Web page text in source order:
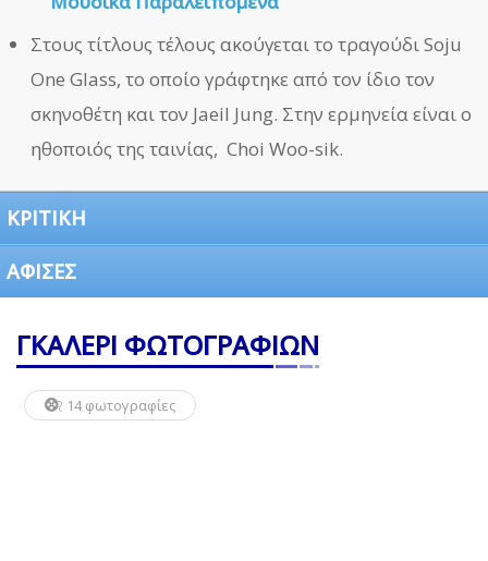
Στους τίτλους τέλους ακούγεται το τραγούδι Soju
One Glass, το οποίο γράφτηκε από τον ίδιο τον
σκηνοθέτη και τον Jaeil Jung. Στην ερμηνεία είναι ο
ηθοποιός της ταινίας, Choi Woo-sik.
ΚΡΙΤΙΚΗ
ΑΦΙΣΕΣ
ΓΚΑΛΕΡΙ ΦΩΤΟΓΡΑΦΙΩΝ
14 φωτογραφίες